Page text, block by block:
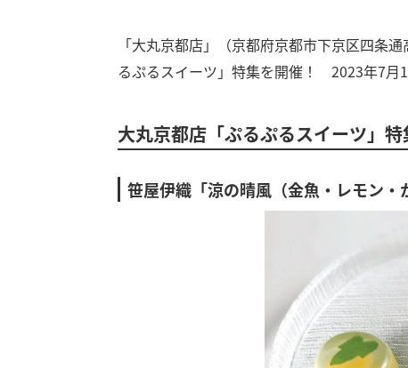
「大丸京都店」（京都府京都市下京区四条
るぷるスイーツ」特集を開催！ 2023年7月1
大丸京都店「ぷるぷるスイーツ」特
笹屋伊織「涼の晴風（金魚・レモン・